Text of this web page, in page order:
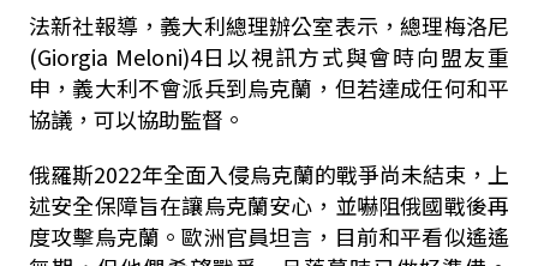
法新社報導，義大利總理辦公室表示，總理梅洛尼
(Giorgia Meloni)4日以視訊方式與會時向盟友重
申，義大利不會派兵到烏克蘭，但若達成任何和平
協議，可以協助監督。
俄羅斯2022年全面入侵烏克蘭的戰爭尚未結束，上
述安全保障旨在讓烏克蘭安心，並嚇阻俄國戰後再
度攻擊烏克蘭。歐洲官員坦言，目前和平看似遙遙